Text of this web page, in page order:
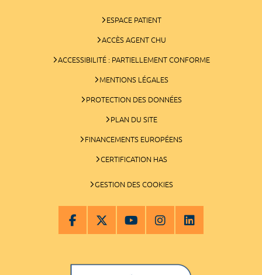
ESPACE PATIENT
ACCÈS AGENT CHU
ACCESSIBILITÉ : PARTIELLEMENT CONFORME
MENTIONS LÉGALES
PROTECTION DES DONNÉES
PLAN DU SITE
FINANCEMENTS EUROPÉENS
CERTIFICATION HAS
GESTION DES COOKIES